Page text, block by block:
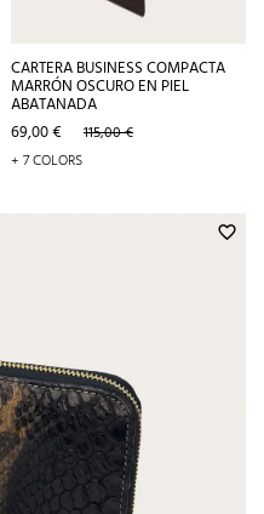
CARTERA BUSINESS COMPACTA
MARRÓN OSCURO EN PIEL
ABATANADA
Precio
69,00 € Precio
base
115,00 €
+ 7 COLORS
favorite_border